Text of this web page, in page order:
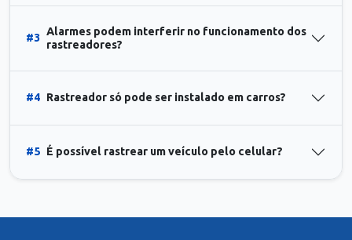
#3
Alarmes podem interferir no funcionamento dos
rastreadores?
#4 Rastreador só pode ser instalado em carros?
#5 É possível rastrear um veículo pelo celular?